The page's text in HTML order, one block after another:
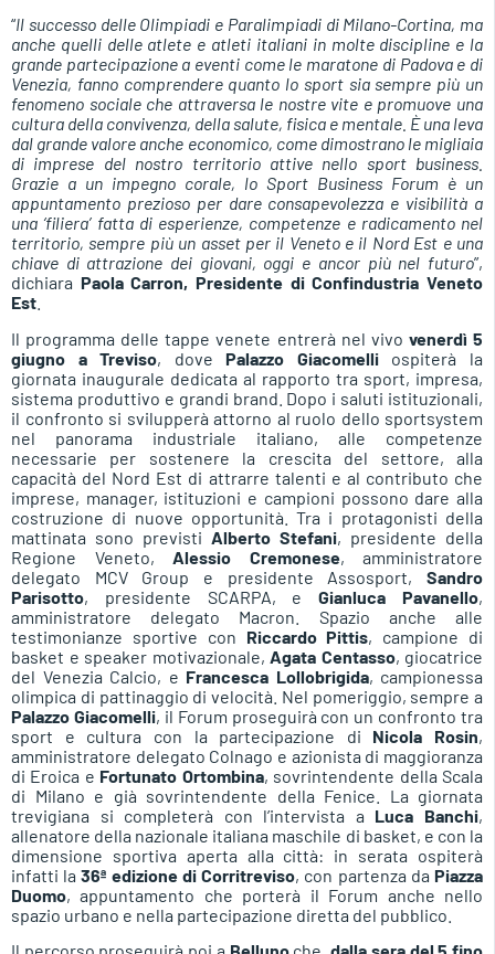
“Il successo delle Olimpiadi e Paralimpiadi di Milano-Cortina, ma
anche quelli delle atlete e atleti italiani in molte discipline e la
grande partecipazione a eventi come le maratone di Padova e di
Venezia, fanno comprendere quanto lo sport sia sempre più un
fenomeno sociale che attraversa le nostre vite e promuove una
cultura della convivenza, della salute, fisica e mentale. È una leva
dal grande valore anche economico, come dimostrano le migliaia
di imprese del nostro territorio attive nello sport business.
Grazie a un impegno corale, lo Sport Business Forum è un
appuntamento prezioso per dare consapevolezza e visibilità a
una ‘filiera’ fatta di esperienze, competenze e radicamento nel
territorio, sempre più un asset per il Veneto e il Nord Est e una
chiave di attrazione dei giovani, oggi e ancor più nel futuro”,
dichiara Paola Carron, Presidente di Confindustria Veneto
Est
Il programma delle tappe venete entrerà nel vivo venerdì 5
giugno a Treviso, dovePalazzo Giacomelliospiterà la
giornata inaugurale dedicata al rapporto tra sport, impresa,
sistema produttivo e grandi brand. Dopo i saluti istituzionali,
il confronto si svilupperà attorno al ruolo dello sportsystem
nel panorama industriale italiano, alle competenze
necessarie per sostenere la crescita del settore, alla
capacità del Nord Est di attrarre talenti e al contributo che
imprese, manager, istituzioni e campioni possono dare alla
costruzione di nuove opportunità. Tra i protagonisti della
mattinata sono previsti Alberto Stefani, presidente della
Regione Veneto, Alessio Cremonese, amministratore
delegato MCV Group e presidente Assosport, Sandro
Parisotto, presidente SCARPA, eGianluca Pavanello,
amministratore delegato Macron. Spazio anche alle
testimonianze sportive con Riccardo Pittis, campione di
basket e speaker motivazionale, Agata Centasso, giocatrice
del Venezia Calcio, e Francesca Lollobrigida, campionessa
olimpica di pattinaggio di velocità. Nel pomeriggio, sempre a
Palazzo Giacomelli, il Forum proseguirà con un confronto tra
sport e cultura con la partecipazione di Nicola Rosin,
amministratore delegato Colnago e azionista di maggioranza
di Eroica e Fortunato Ortombina, sovrintendente della Scala
di Milano e già sovrintendente della Fenice. La giornata
trevigiana si completerà con l’intervista a Luca Banchi,
allenatore della nazionale italiana maschile di basket, e con la
dimensione sportiva aperta alla città: in serata ospiterà
infatti la36ª edizione di Corritreviso, con partenza da Piazza
Duomo, appuntamento che porterà il Forum anche nello
spazio urbano e nella partecipazione diretta del pubblico.